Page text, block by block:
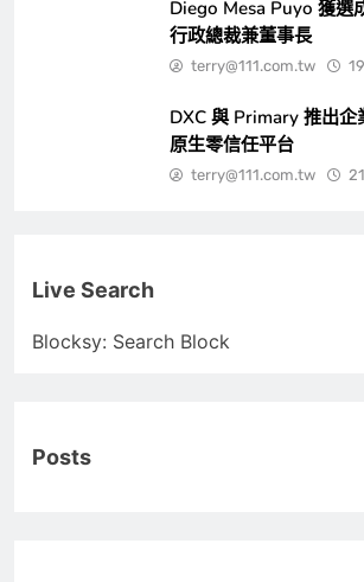
Diego Mesa Puyo 獲選
行政總裁兼董事長
terry@111.com.tw
DXC 與 Primary 推出企
原生零信任平台
terry@111.com.tw
Live Search
Blocksy: Search Block
Posts